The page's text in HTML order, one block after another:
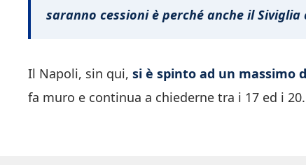
saranno cessioni è perché anche il
Il Napoli, sin qui, si è spinto ad un massimo
fa muro e continua a chiederne tra i 17 ed i